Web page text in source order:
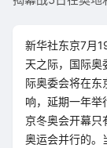
新华社东京7月
天之际，国际奥
际奥委会将在东
响，延期一年举
京冬奥会开幕只
奥运会并行的。